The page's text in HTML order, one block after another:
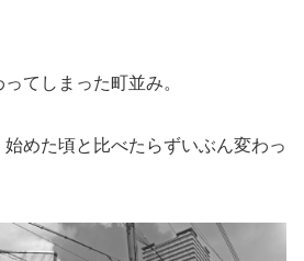
てしまった町並み。
めた頃と比べたらずいぶん変わっ